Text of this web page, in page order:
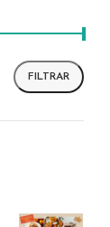
FILTRAR